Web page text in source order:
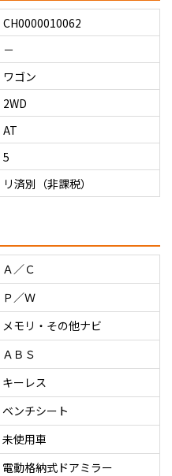
CH0000010062
－
ワゴン
2WD
AT
5
リ済別（非課税）
Ａ／Ｃ
Ｐ／Ｗ
メモリ・その他ナビ
ＡＢＳ
キーレス
ベンチシート
未使用車
電動格納式ドアミラー